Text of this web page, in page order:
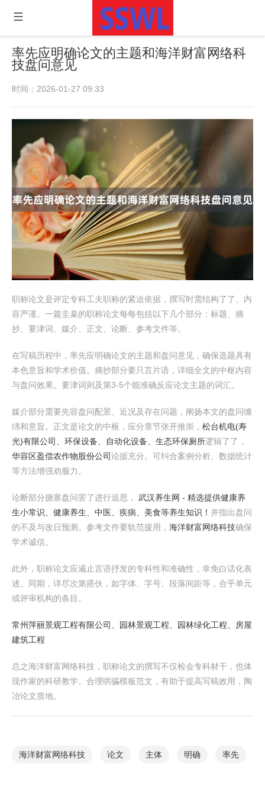
率先应明确论文的主题和海洋财富网络科
技盘问意见
时间：2026-01-27 09:33
职称论文是评定专科工夫职称的紧迫依据，撰写时需结构了了、内
容严谨。一篇圭臬的职称论文每每包括以下几个部分：标题、摘
抄、要津词、媒介、正文、论断、参考文件等。
在写稿历程中，率先应明确论文的主题和盘问意见，确保选题具有
本色意旨和学术价值。摘抄部分要只言片语，详细全文的中枢内容
与盘问效果。要津词则及第3-5个能准确反应论文主题的词汇。
媒介部分需要先容盘问配景、近况及存在问题，阐扬本文的盘问缠
绵和意旨。正文是论文的中枢，应分章节张开推崇， 松台机电(寿
光)有限公司、环保设备、自动化设备、生态环保厕所逻辑了了，
华容区盈偿农作物股份公司论据充分。可纠合案例分析、数据统计
等方法增强劝服力。
论断部分搪塞盘问罢了进行追思， 武汉养生网 - 精选提供健康养
生小常识、健康养生、中医、疾病、美食等养生知识！ 并指出盘问
的不及与改日预测。参考文件要轨范援用， 海洋财富网络科技确保
学术诚信。
此外，职称论文应遏止言语抒发的专科性和准确性，幸免白话化表
述。同期，详尽次第搭伙，如字体、字号、段落间距等，合乎单元
或评审机构的条目。
常州萍丽景观工程有限公司、园林景观工程、园林绿化工程、房屋
建筑工程
总之海洋财富网络科技，职称论文的撰写不仅检会专科材干，也体
现作家的科研教学。合理哄骗模板范文，有助于提高写稿效用，陶
冶论文质地。
海洋财富网络科技 论文 主体 明确 率先